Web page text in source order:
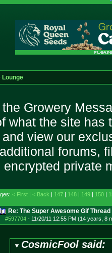
Lounge
Growery
what the site has
view our
forums,
encrypted private
< First| < Back | 147| 148| 149| 150|
Re: The Super Awesome Gif Thread
#597704- 11/20/11 12:55 PM (14 years, 8
CosmicFool said: